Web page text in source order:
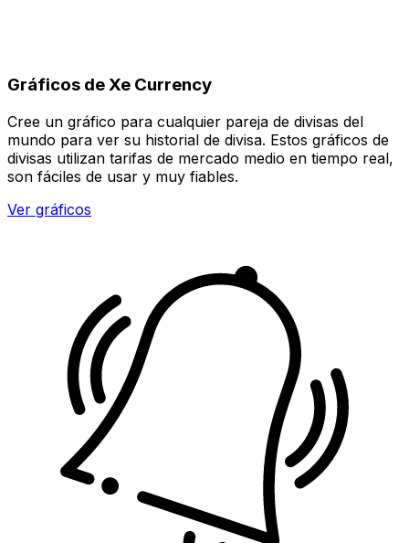
Gráficos de Xe Currency
Cree un gráfico para cualquier pareja de divisas del
mundo para ver su historial de divisa. Estos gráficos de
divisas utilizan tarifas de mercado medio en tiempo real,
son fáciles de usar y muy fiables.
Ver gráficos